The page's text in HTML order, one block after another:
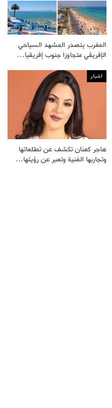
المغرب يتصدر المشهد السياحي
الإفريقي متجاوزا جنوب إفريقيا…
اخبار
هاجر كعنان تكشف عن تطلعاتها
وتجاربها الفنية وتعبر عن رؤيتها…